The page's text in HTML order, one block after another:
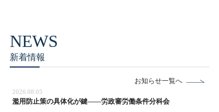
新着情報
お知らせ一覧へ
2026.08.05
濫用防止策の具体化が鍵――労政審労働条件分科会